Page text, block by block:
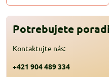
Potrebujete
Kontaktujte nás:
+421 904 489 334